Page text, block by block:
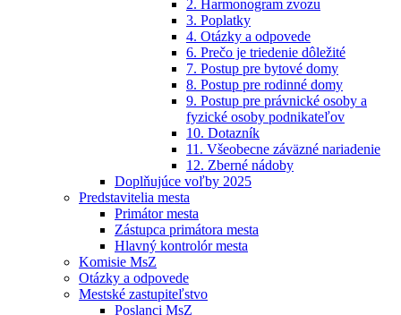
2. Harmonogram zvozu
3. Poplatky
4. Otázky a odpovede
6. Prečo je triedenie dôležité
7. Postup pre bytové domy
8. Postup pre rodinné domy
9. Postup pre právnické osoby a
fyzické osoby podnikateľov
10. Dotazník
11. Všeobecne záväzné nariadenie
12. Zberné nádoby
Doplňujúce voľby 2025
Predstavitelia mesta
Primátor mesta
Zástupca primátora mesta
Hlavný kontrolór mesta
Komisie MsZ
Otázky a odpovede
Mestské zastupiteľstvo
Poslanci MsZ